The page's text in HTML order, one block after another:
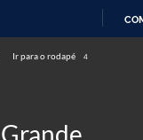
Ir para o rodapé 4